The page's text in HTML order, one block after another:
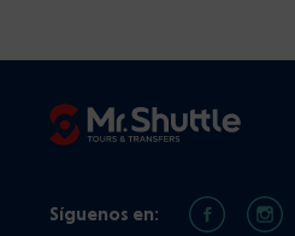
Síguenos en: